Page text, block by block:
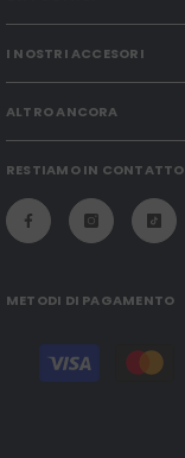
I NOSTRI ACCESORI
ALTRO ANCORA
RESTIAMO IN CONTATTO
METODI DI PAGAMENTO
Modalità
pagamento